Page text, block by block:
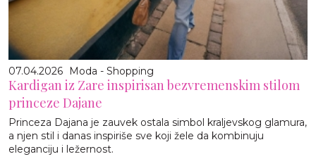
07.04.2026 Moda - Shopping
Kardigan iz Zare inspirisan bezvremenskim stilom
princeze Dajane
Princeza Dajana je zauvek ostala simbol kraljevskog glamura,
a njen stil i danas inspiriše sve koji žele da kombinuju
eleganciju i ležernost.